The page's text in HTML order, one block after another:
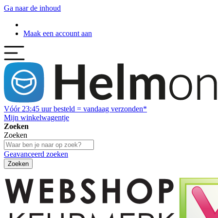
Ga naar de inhoud
Maak een account aan
Vóór 23:45 uur besteld = vandaag verzonden*
Mijn winkelwagentje
Zoeken
Zoeken
Geavanceerd zoeken
Zoeken